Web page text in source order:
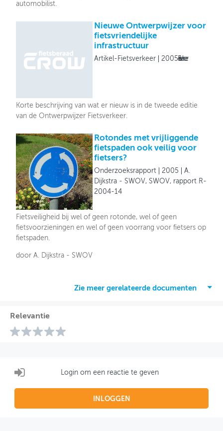
automobilist.
Nieuwe Ontwerpwijzer voor
fietsvriendelijke
infrastructuur
Artikel-Fietsverkeer 2005Fietsverkeer
Korte beschrijving van wat er nieuw is in de tweede editie
van de Ontwerpwijzer Fietsverkeer.
Rotondes met vrijliggende
fietspaden ook veilig voor
fietsers?
Onderzoeksrapport 2005
A.
Dijkstra - SWOV, SWOV, rapport R-
2004-14
Fietsveiligheid bij wel of geen rotonde, wel of geen
fietsvoorzieningen en wel of geen voorrang voor fietsers op
fietspaden.
door A. Dijkstra - SWOV
Zie meer gerelateerde documenten
Relevantie
Login om een reactie te geven
INLOGGEN